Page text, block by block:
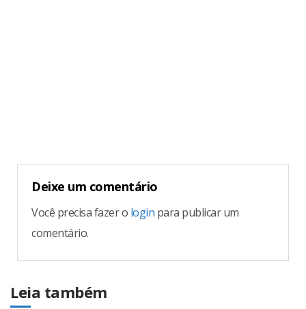
Deixe um comentário
Você precisa fazer o login para publicar um
comentário.
Leia também